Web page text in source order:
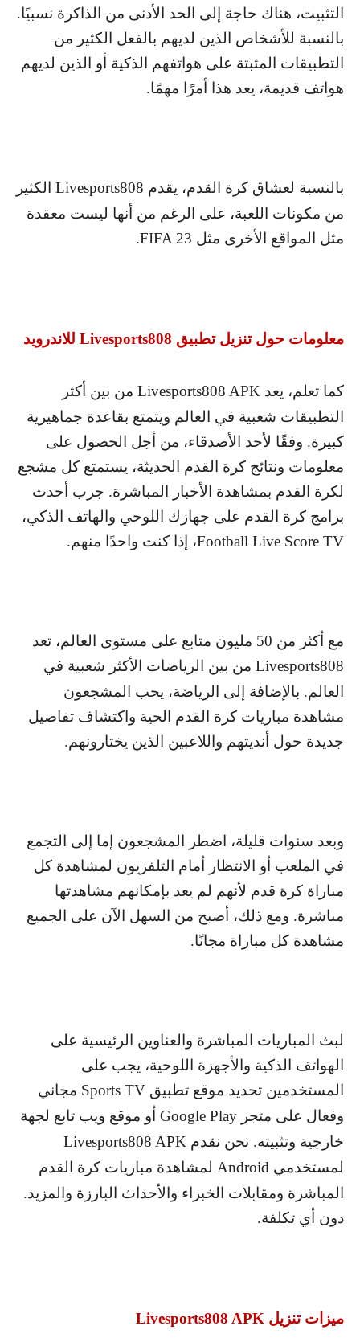
التثبيت، هناك حاجة إلى الحد الأدنى من الذاكرة نسبيًا.
بالنسبة للأشخاص الذين لديهم بالفعل الكثير من
التطبيقات المثبتة على هواتفهم الذكية أو الذين لديهم
هواتف قديمة، يعد هذا أمرًا مهمًا.
بالنسبة لعشاق كرة القدم، يقدم Livesports808 الكثير
من مكونات اللعبة، على الرغم من أنها ليست معقدة
مثل المواقع الأخرى مثل FIFA 23
.
معلومات حول تنزيل تطبيق Livesports808 للاندرويد
كما تعلم، يعد Livesports808 APK من بين أكثر
التطبيقات شعبية في العالم ويتمتع بقاعدة جماهيرية
كبيرة. وفقًا لأحد الأصدقاء، من أجل الحصول على
معلومات ونتائج كرة القدم الحديثة، يستمتع كل مشجع
لكرة القدم بمشاهدة الأخبار المباشرة. جرب أحدث
برامج كرة القدم على جهازك اللوحي والهاتف الذكي،
Football Live Score TV، إذا كنت واحدًا منهم.
مع أكثر من 50 مليون متابع على مستوى العالم، تعد
Livesports808 من بين الرياضات الأكثر شعبية في
العالم. بالإضافة إلى الرياضة، يحب المشجعون
مشاهدة مباريات كرة القدم الحية واكتشاف تفاصيل
جديدة حول أنديتهم واللاعبين الذين يختارونهم.
وبعد سنوات قليلة، اضطر المشجعون إما إلى التجمع
في الملعب أو الانتظار أمام التلفزيون لمشاهدة كل
مباراة كرة قدم لأنهم لم يعد بإمكانهم مشاهدتها
مباشرة. ومع ذلك، أصبح من السهل الآن على الجميع
مشاهدة كل مباراة مجانًا.
لبث المباريات المباشرة والعناوين الرئيسية على
الهواتف الذكية والأجهزة اللوحية، يجب على
المستخدمين تحديد موقع تطبيق Sports TV مجاني
وفعال على متجر Google Play أو موقع ويب تابع لجهة
خارجية وتثبيته. نحن نقدم Livesports808 APK
لمستخدمي Android لمشاهدة مباريات كرة القدم
المباشرة ومقابلات الخبراء والأحداث البارزة والمزيد.
دون أي تكلفة.
ميزات تنزيل Livesports808 APK